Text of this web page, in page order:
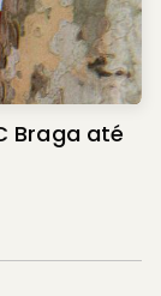
Braga até